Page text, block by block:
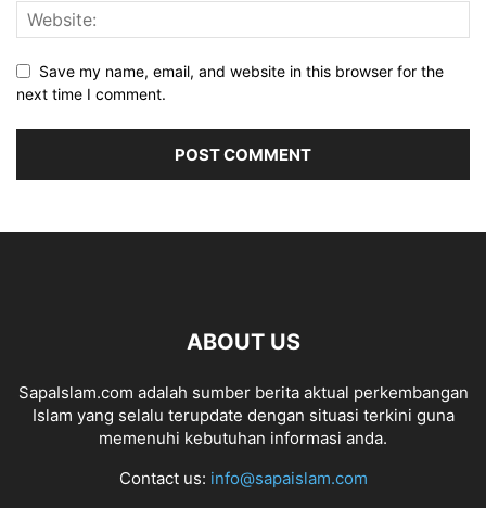
Save my name, email, and website in this browser for the
next time I comment.
ABOUT US
SapaIslam.com adalah sumber berita aktual perkembangan
Islam yang selalu terupdate dengan situasi terkini guna
memenuhi kebutuhan informasi anda.
Contact us: info@sapaislam.com